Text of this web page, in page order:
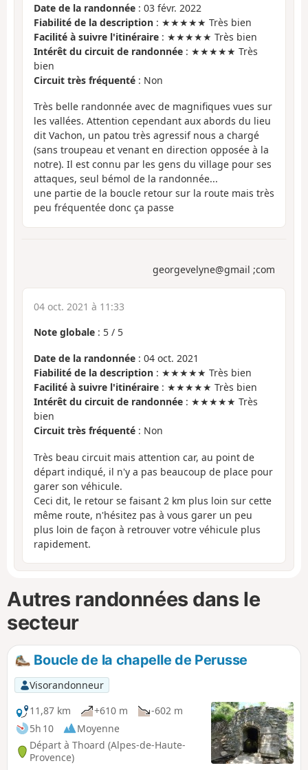
Date de la randonnée : 03 févr. 2022
Fiabilité de la description : ★★★★★ Très bien
Facilité à suivre l'itinéraire : ★★★★★ Très bien
Intérêt du circuit de randonnée : ★★★★★ Très
bien
Circuit très fréquenté : Non
Très belle randonnée avec de magnifiques vues sur
les vallées. Attention cependant aux abords du lieu
dit Vachon, un patou très agressif nous a chargé
(sans troupeau et venant en direction opposée à la
notre). Il est connu par les gens du village pour ses
attaques, seul bémol de la randonnée...
une partie de la boucle retour sur la route mais très
peu fréquentée donc ça passe
georgevelyne@gmail ;com
04 oct. 2021 à 11:33
Note globale : 5 / 5
Date de la randonnée : 04 oct. 2021
Fiabilité de la description : ★★★★★ Très bien
Facilité à suivre l'itinéraire : ★★★★★ Très bien
Intérêt du circuit de randonnée : ★★★★★ Très
bien
Circuit très fréquenté : Non
Très beau circuit mais attention car, au point de
départ indiqué, il n'y a pas beaucoup de place pour
garer son véhicule.
Ceci dit, le retour se faisant 2 km plus loin sur cette
même route, n'hésitez pas à vous garer un peu
plus loin de façon à retrouver votre véhicule plus
rapidement.
Autres randonnées dans le
secteur
Boucle de la chapelle de Perusse
Visorandonneur
11,87 km
+610 m
-602 m
5h 10
Moyenne
Départ à Thoard (Alpes-de-Haute-
Provence)